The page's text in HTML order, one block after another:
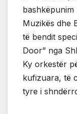
Muzikës dhe
të bendit
Door” nga
Ky orkestër
kufizuara, të
tyre i